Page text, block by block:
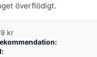
överflödigt.
kr